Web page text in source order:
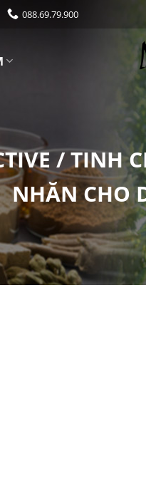
088.69.79.900
/ TINH
NHĂN CHO